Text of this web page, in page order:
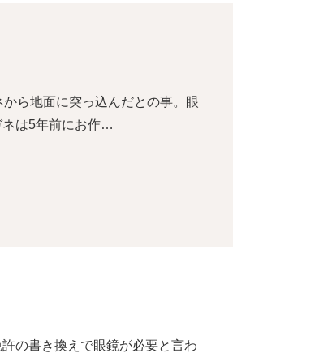
ら地面に突っ込んだとの事。眼
ネは5年前にお作…
の書き換えで眼鏡が必要と言わ